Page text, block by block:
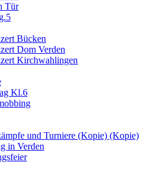
Tür
Bücken
Dom Verden
Kirchwahlingen
Kl.6
und Turniere (Kopie) (Kopie)
in Verden